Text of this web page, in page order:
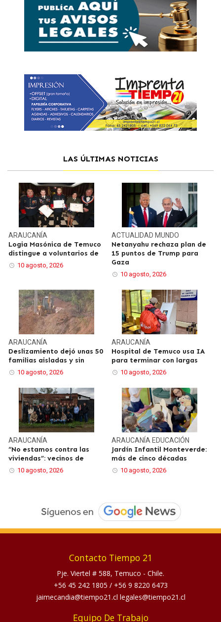
LAS ÚLTIMAS NOTICIAS
ARAUCANÍA
Logia Masónica de Temuco
distingue a voluntarios de
10 agosto, 2026
ACTUALIDAD MUNDO
Netanyahu rechaza plan de
15 puntos de Trump para
Gaza
10 agosto, 2026
ARAUCANÍA
Deslizamiento dejó unas 50
familias aisladas y sin
10 agosto, 2026
ARAUCANÍA
Hospital de Temuco usa IA
para terminar con largas
10 agosto, 2026
ARAUCANÍA
“No estamos contra las
viviendas”: vecinos de
10 agosto, 2026
ARAUCANÍA EDUCACIÓN
Jardín Infantil Monteverde:
más de cinco décadas
10 agosto, 2026
Contacto Tiempo 21
Pje. Viertel # 588, Temuco - Chile.
+56 45 242 1805 / +56 9 8220 6473
jaimecandia@tiempo21.cl legales@tiempo21.cl
Equipo De Trabajo